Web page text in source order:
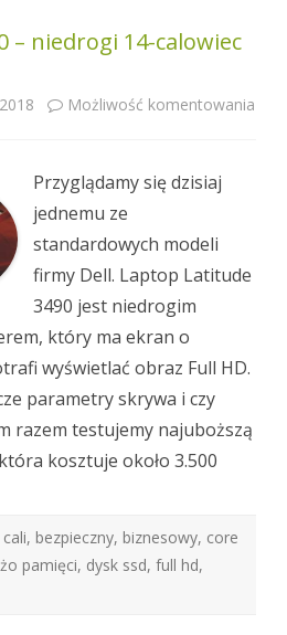
– niedrogi 14-calowiec
Możliwość komentowania
Przyglądamy się dzisiaj
jednemu ze
standardowych modeli
firmy Dell. Laptop Latitude
3490 jest niedrogim
który ma ekran o
wyświetlać obraz Full HD.
parametry skrywa i czy
razem testujemy najuboższą
kosztuje około 3.500
, bezpieczny, biznesowy, core
pamięci, dysk ssd, full hd,